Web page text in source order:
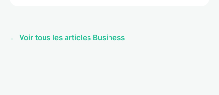
← Voir tous les articles Business